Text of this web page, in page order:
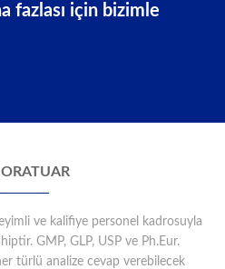
fazlası için bizimle
ve kalifiye personel kadrosuyla
GMP, GLP, USP ve Ph.Eur.
türlü analize cevap verebilecek